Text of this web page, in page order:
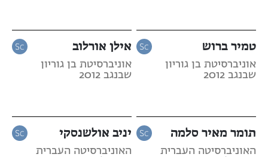
טמיר ברוש
אוניברסיטת בן גוריון
שבנגב 2012
אילן אורלוב
אוניברסיטת בן גוריון
שבנגב 2012
תומר מאיר סלמה
האוניברסיטה העברית
יניב אולשנסקי
האוניברסיטה העברית